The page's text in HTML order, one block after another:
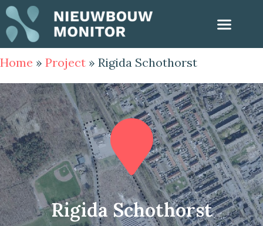
Home » Project » Rigida Schothorst
Rigida Schothorst